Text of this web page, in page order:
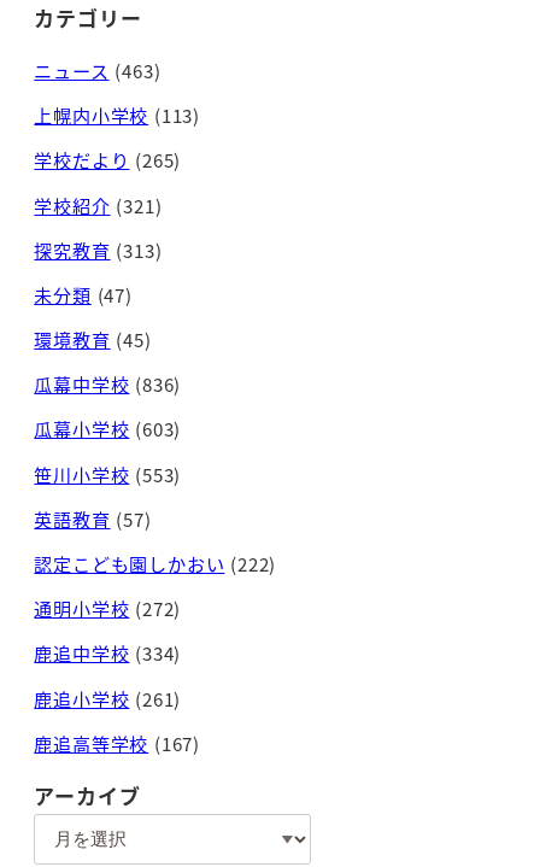
カテゴリー
ニュース (463)
上幌内小学校 (113)
学校だより (265)
学校紹介 (321)
探究教育 (313)
未分類 (47)
環境教育 (45)
瓜幕中学校 (836)
瓜幕小学校 (603)
笹川小学校 (553)
英語教育 (57)
認定こども園しかおい (222)
通明小学校 (272)
鹿追中学校 (334)
鹿追小学校 (261)
鹿追高等学校 (167)
アーカイブ